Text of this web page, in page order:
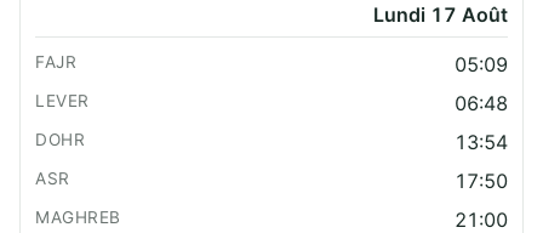
Lundi 17 Août
05:09
06:48
13:54
17:50
21:00